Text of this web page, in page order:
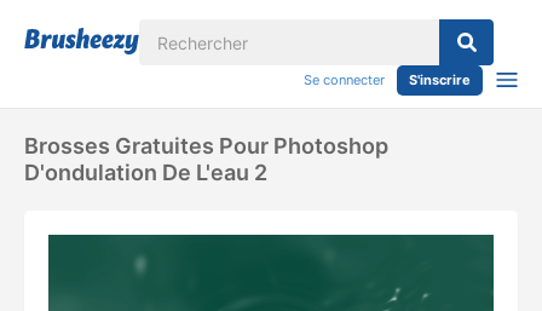
Se connecter S'inscrire
Brosses Gratuites Pour Photoshop
D'ondulation De L'eau 2